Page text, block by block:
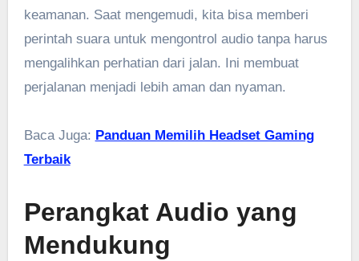
keamanan. Saat mengemudi, kita bisa memberi
perintah suara untuk mengontrol audio tanpa harus
mengalihkan perhatian dari jalan. Ini membuat
perjalanan menjadi lebih aman dan nyaman.
Baca Juga: Panduan Memilih Headset Gaming
Terbaik
Perangkat Audio yang
Mendukung